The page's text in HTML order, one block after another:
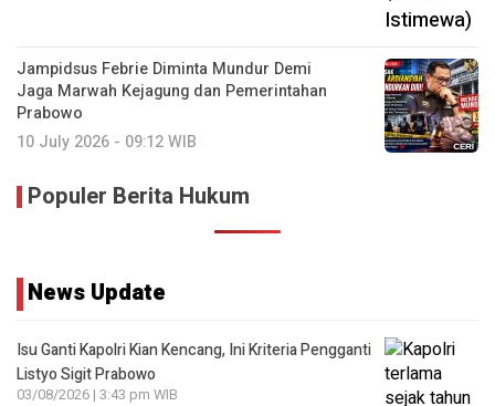
Jampidsus Febrie Diminta Mundur Demi
Jaga Marwah Kejagung dan Pemerintahan
Prabowo
10 July 2026 - 09:12 WIB
Populer Berita Hukum
News Update
Isu Ganti Kapolri Kian Kencang, Ini Kriteria Pengganti
Listyo Sigit Prabowo
03/08/2026 | 3:43 pm WIB